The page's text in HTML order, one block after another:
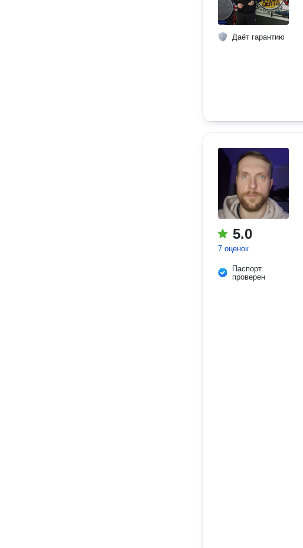
Даёт гарантию
5.0
7 оценок
Паспорт
проверен